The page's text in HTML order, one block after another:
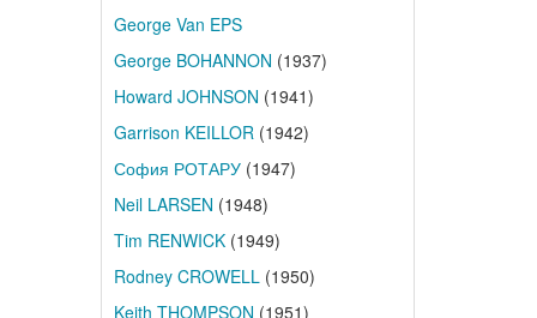
George Van EPS
George BOHANNON (1937)
Howard JOHNSON (1941)
Garrison KEILLOR(1942)
София РОТАРУ(1947)
Neil LARSEN (1948)
Tim RENWICK(1949)
Rodney CROWELL(1950)
Keith THOMPSON (1951)